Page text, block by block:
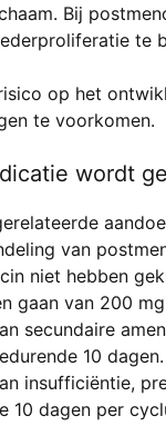
Bij
te
op het
te voorkomen.
wordt
van
niet hebben
gaan van 200
secundaire
10 dagen.
insufficiëntie,
10 dagen per